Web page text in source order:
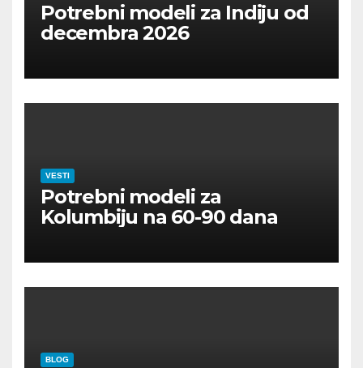
Potrebni modeli za Indiju od
decembra 2026
VESTI
Potrebni modeli za
Kolumbiju na 60-90 dana
BLOG